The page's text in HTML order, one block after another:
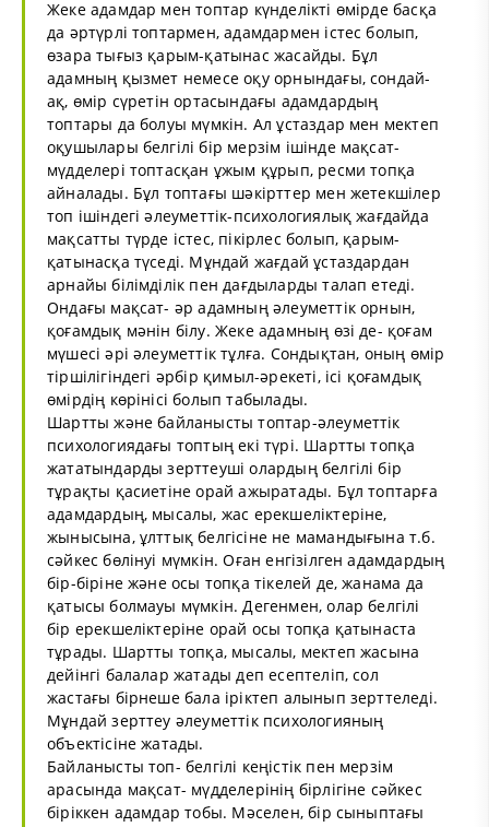
Жеке адамдар мен топтар күнделікті өмірде басқа
да әртүрлі топтармен, адамдармен істес болып,
өзара тығыз қарым-қатынас жасайды. Бұл
адамның қызмет немесе оқу орнындағы, сондай-
ақ, өмір сүретін ортасындағы адамдардың
топтары да болуы мүмкін. Ал ұстаздар мен мектеп
оқушылары белгілі бір мерзім ішінде мақсат-
мүдделері топтасқан ұжым құрып, ресми топқа
айналады. Бұл топтағы шәкірттер мен жетекшілер
топ ішіндегі әлеуметтік-психологиялық жағдайда
мақсатты түрде істес, пікірлес болып, қарым-
қатынасқа түседі. Мұндай жағдай ұстаздардан
арнайы білімділік пен дағдыларды талап етеді.
Ондағы мақсат- әр адамның әлеуметтік орнын,
қоғамдық мәнін білу. Жеке адамның өзі де- қоғам
мүшесі әрі әлеуметтік тұлға. Сондықтан, оның өмір
тіршілігіндегі әрбір қимыл-әрекеті, ісі қоғамдық
өмірдің көрінісі болып табылады.
Шартты және байланысты топтар-әлеуметтік
психологиядағы топтың екі түрі. Шартты топқа
жататындарды зерттеуші олардың белгілі бір
тұрақты қасиетіне орай ажыратады. Бұл топтарға
адамдардың, мысалы, жас ерекшеліктеріне,
жынысына, ұлттық белгісіне не мамандығына т.б.
сәйкес бөлінуі мүмкін. Оған енгізілген адамдардың
бір-біріне және осы топқа тікелей де, жанама да
қатысы болмауы мүмкін. Дегенмен, олар белгілі
бір ерекшеліктеріне орай осы топқа қатынаста
тұрады. Шартты топқа, мысалы, мектеп жасына
дейінгі балалар жатады деп есептеліп, сол
жастағы бірнеше бала іріктеп алынып зерттеледі.
Мұндай зерттеу әлеуметтік психологияның
объектісіне жатады.
Байланысты топ- белгілі кеңістік пен мерзім
арасында мақсат- мүдделерінің бірлігіне сәйкес
біріккен адамдар тобы. Мәселен, бір сыныптағы